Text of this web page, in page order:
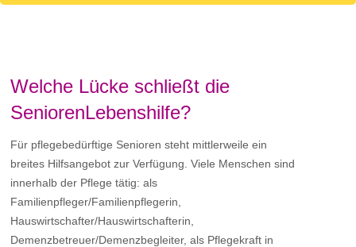
Welche Lücke schließt die
SeniorenLebenshilfe?
Für pflegebedürftige Senioren steht mittlerweile ein
breites Hilfsangebot zur Verfügung. Viele Menschen sind
innerhalb der Pflege tätig: als
Familienpfleger/Familienpflegerin,
Hauswirtschafter/Hauswirtschafterin,
Demenzbetreuer/Demenzbegleiter, als Pflegekraft in